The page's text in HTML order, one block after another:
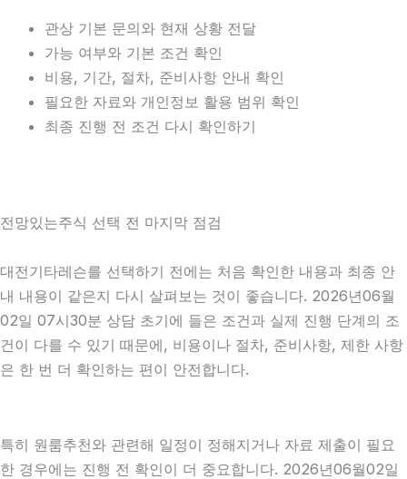
관상 기본 문의와 현재 상황 전달
가능 여부와 기본 조건 확인
비용, 기간, 절차, 준비사항 안내 확인
필요한 자료와 개인정보 활용 범위 확인
최종 진행 전 조건 다시 확인하기
전망있는주식 선택 전 마지막 점검
대전기타레슨를 선택하기 전에는 처음 확인한 내용과 최종 안
내 내용이 같은지 다시 살펴보는 것이 좋습니다. 2026년06월
02일 07시30분 상담 초기에 들은 조건과 실제 진행 단계의 조
건이 다를 수 있기 때문에, 비용이나 절차, 준비사항, 제한 사항
은 한 번 더 확인하는 편이 안전합니다.
특히 원룸추천와 관련해 일정이 정해지거나 자료 제출이 필요
한 경우에는 진행 전 확인이 더 중요합니다. 2026년06월02일